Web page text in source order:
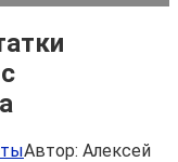
Автор: Алексей